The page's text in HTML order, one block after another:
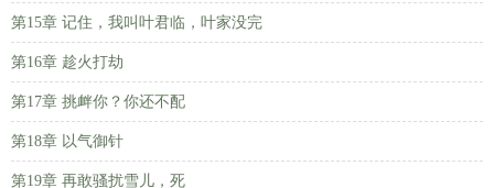
第15章 记住，我叫叶君临，叶家没完
第16章 趁火打劫
第17章 挑衅你？你还不配
第18章 以气御针
第19章 再敢骚扰雪儿，死